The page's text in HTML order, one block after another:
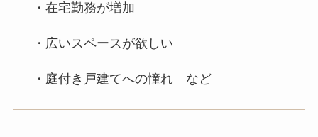
・在宅勤務が増加
・広いスペースが欲しい
・庭付き戸建てへの憧れ など